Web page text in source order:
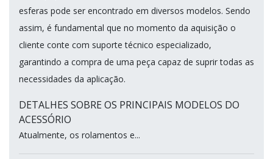
esferas pode ser encontrado em diversos modelos. Sendo
assim, é fundamental que no momento da aquisição o
cliente conte com suporte técnico especializado,
garantindo a compra de uma peça capaz de suprir todas as
necessidades da aplicação.
DETALHES SOBRE OS PRINCIPAIS MODELOS DO
ACESSÓRIO
Atualmente, os rolamentos e...